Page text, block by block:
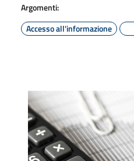
Argomenti:
Accesso all'informazione